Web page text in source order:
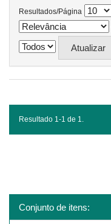
Resultados/Página
Resultado 1-1 de 1.
Conjunto de itens: